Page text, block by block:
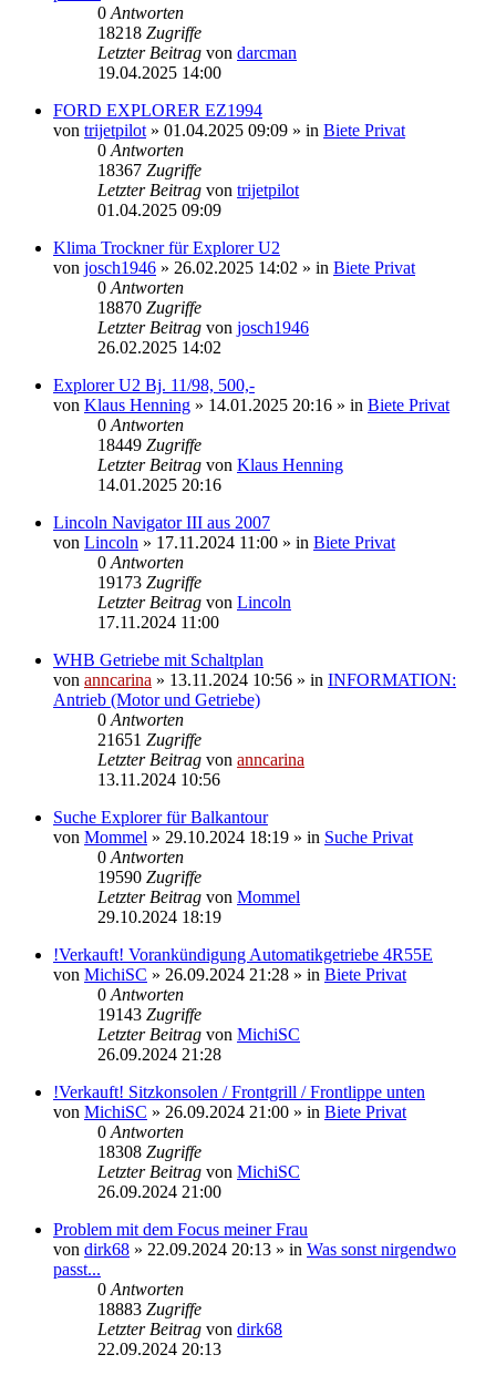
0 Antworten
18218 Zugriffe
Letzter Beitrag von darcman
19.04.2025 14:00
FORD EXPLORER EZ1994
von trijetpilot » 01.04.2025 09:09 » in Biete Privat
0 Antworten
18367 Zugriffe
Letzter Beitrag von trijetpilot
01.04.2025 09:09
Klima Trockner für Explorer U2
von josch1946 » 26.02.2025 14:02 » in Biete Privat
0 Antworten
18870 Zugriffe
Letzter Beitrag von josch1946
26.02.2025 14:02
Explorer U2 Bj. 11/98, 500,-
von Klaus Henning » 14.01.2025 20:16 » in Biete Privat
0 Antworten
18449 Zugriffe
Letzter Beitrag von Klaus Henning
14.01.2025 20:16
Lincoln Navigator III aus 2007
von Lincoln » 17.11.2024 11:00 » in Biete Privat
0 Antworten
19173 Zugriffe
Letzter Beitrag von Lincoln
17.11.2024 11:00
WHB Getriebe mit Schaltplan
von anncarina » 13.11.2024 10:56 » in INFORMATION:
Antrieb (Motor und Getriebe)
0 Antworten
21651 Zugriffe
Letzter Beitrag von anncarina
13.11.2024 10:56
Suche Explorer für Balkantour
von Mommel » 29.10.2024 18:19 » in Suche Privat
0 Antworten
19590 Zugriffe
Letzter Beitrag von Mommel
29.10.2024 18:19
!Verkauft! Vorankündigung Automatikgetriebe 4R55E
von MichiSC » 26.09.2024 21:28 » in Biete Privat
0 Antworten
19143 Zugriffe
Letzter Beitrag von MichiSC
26.09.2024 21:28
!Verkauft! Sitzkonsolen / Frontgrill / Frontlippe unten
von MichiSC » 26.09.2024 21:00 » in Biete Privat
0 Antworten
18308 Zugriffe
Letzter Beitrag von MichiSC
26.09.2024 21:00
Problem mit dem Focus meiner Frau
von dirk68 » 22.09.2024 20:13 » in Was sonst nirgendwo
passt...
0 Antworten
18883 Zugriffe
Letzter Beitrag von dirk68
22.09.2024 20:13